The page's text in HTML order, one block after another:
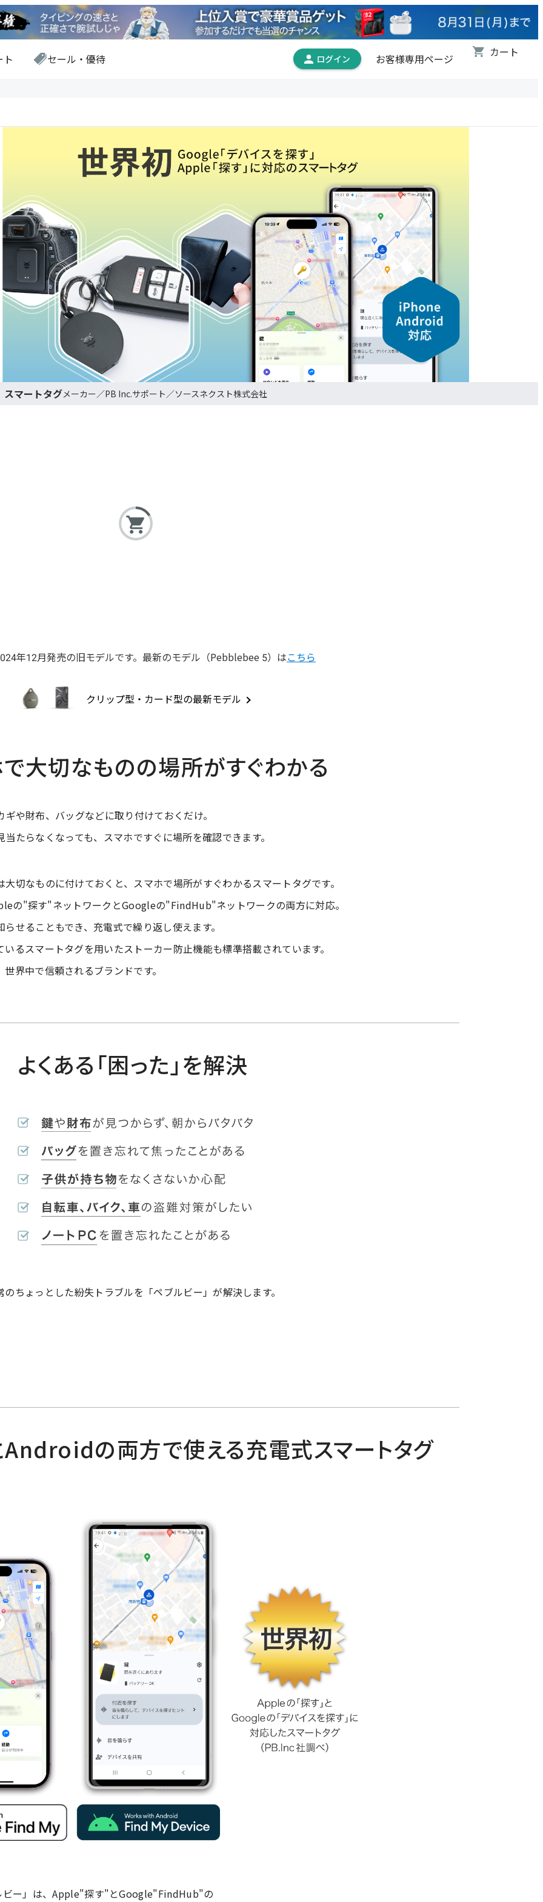
ト セール・優待 お客様専用ページ
スマートタグ PB Inc. ソースネクスト株式会社
年12月発売の旧モデルです。最新のモデル（Pebblebee 5）はこちら
クリップ型・カード型の最新モデル
大切なものの場所がすぐわかる
ギや財布、バッグなどに取り付けておくだけ。
当たらなくなっても、スマホですぐに場所を確認できます。
切なものに付けておくと、スマホで場所がすぐわかるスマートタグです。
の"探す"ネットワークとGoogleの"FindHub"ネットワークの両方に対応。
せることもでき、充電式で繰り返し使えます。
るスマートタグを用いたストーカー防止機能も標準搭載されています。
世界中で信頼されるブランドです。
よくある「困った」を解決
のちょっとした紛失トラブルを「ペブルビー」が解決します。
の両方で使える充電式スマートタグ
ビー」は、Apple"探す"とGoogle"FindHub"の